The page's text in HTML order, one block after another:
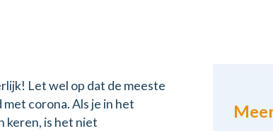
Let wel op dat de meeste
corona. Als je in het
keren, is het niet